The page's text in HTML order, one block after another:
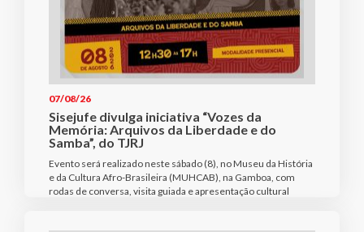
07/08/26
Sisejufe divulga iniciativa “Vozes da
Memória: Arquivos da Liberdade e do
Samba”, do TJRJ
Evento será realizado neste sábado (8), no Museu da História
e da Cultura Afro-Brasileira (MUHCAB), na Gamboa, com
rodas de conversa, visita guiada e apresentação cultural